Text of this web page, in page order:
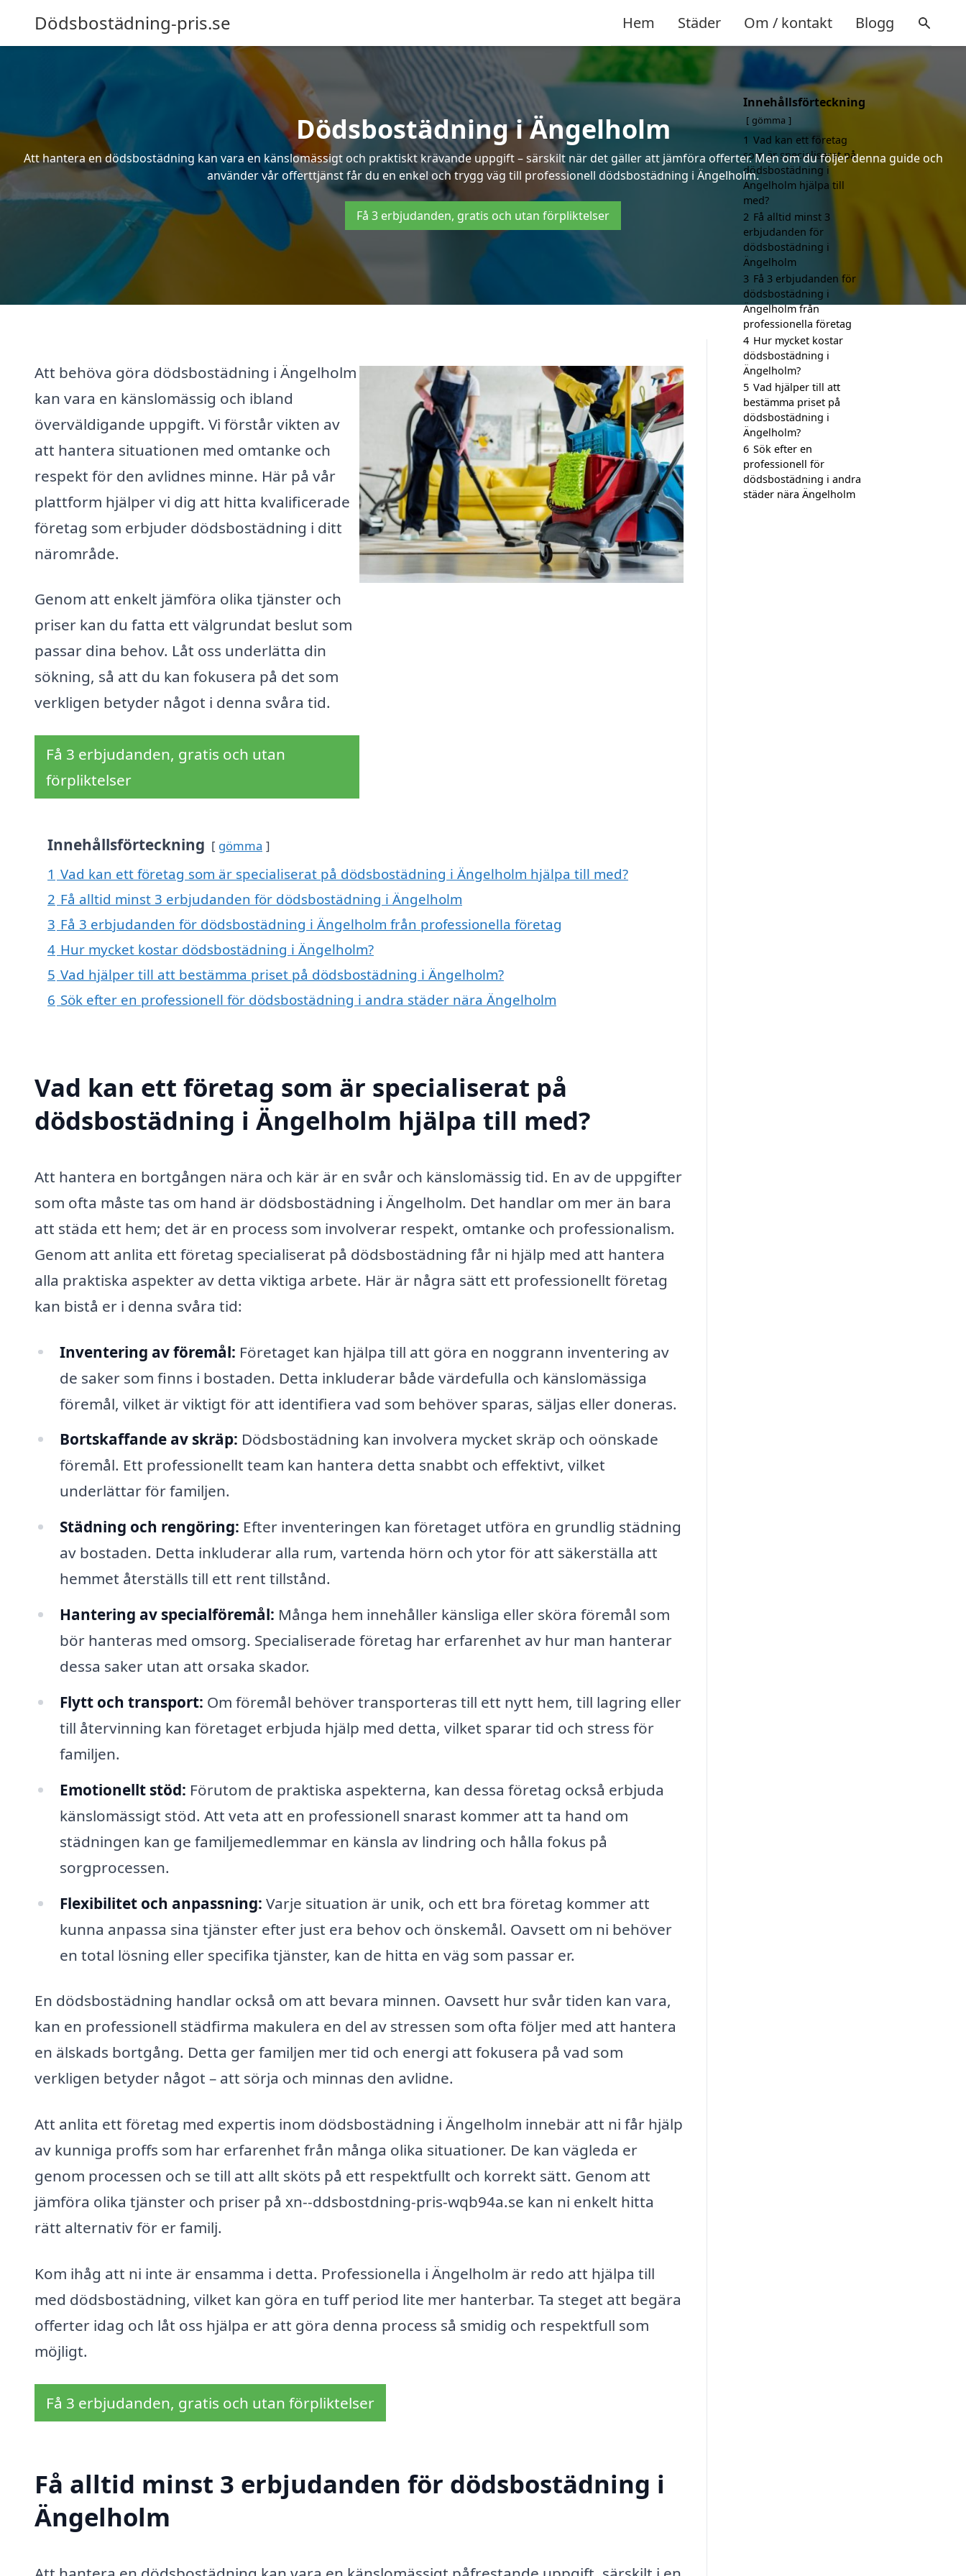
Dödsbostädning-pris.se Hem Städer Om / kontakt Blogg
Dödsbostädning i Ängelholm
Att hantera en dödsbostädning kan vara en känslomässigt och praktiskt krävande uppgift – särskilt när det gäller att jämföra offerter. Men om du följer denna guide och
använder vår offerttjänst får du en enkel och trygg väg till professionell dödsbostädning i Ängelholm.
Få 3 erbjudanden, gratis och utan förpliktelser
Att behöva göra dödsbostädning i Ängelholm
kan vara en känslomässig och ibland
överväldigande uppgift. Vi förstår vikten av
att hantera situationen med omtanke och
respekt för den avlidnes minne. Här på vår
plattform hjälper vi dig att hitta kvalificerade
företag som erbjuder dödsbostädning i ditt
närområde.
Genom att enkelt jämföra olika tjänster och
priser kan du fatta ett välgrundat beslut som
passar dina behov. Låt oss underlätta din
sökning, så att du kan fokusera på det som
verkligen betyder något i denna svåra tid.
Få 3 erbjudanden, gratis och utan
förpliktelser
Innehållsförteckning gömma
1 Vad kan ett företag som är specialiserat på dödsbostädning i Ängelholm hjälpa till med?
2 Få alltid minst 3 erbjudanden för dödsbostädning i Ängelholm
3 Få 3 erbjudanden för dödsbostädning i Ängelholm från professionella företag
4 Hur mycket kostar dödsbostädning i Ängelholm?
5 Vad hjälper till att bestämma priset på dödsbostädning i Ängelholm?
6 Sök efter en professionell för dödsbostädning i andra städer nära Ängelholm
Vad kan ett företag som är specialiserat på
dödsbostädning i Ängelholm hjälpa till med?
Att hantera en bortgången nära och kär är en svår och känslomässig tid. En av de uppgifter
som ofta måste tas om hand är dödsbostädning i Ängelholm. Det handlar om mer än bara
att städa ett hem; det är en process som involverar respekt, omtanke och professionalism.
Genom att anlita ett företag specialiserat på dödsbostädning får ni hjälp med att hantera
alla praktiska aspekter av detta viktiga arbete. Här är några sätt ett professionellt företag
kan bistå er i denna svåra tid:
Inventering av föremål: Företaget kan hjälpa till att göra en noggrann inventering av
de saker som finns i bostaden. Detta inkluderar både värdefulla och känslomässiga
föremål, vilket är viktigt för att identifiera vad som behöver sparas, säljas eller doneras.
Bortskaffande av skräp: Dödsbostädning kan involvera mycket skräp och oönskade
föremål. Ett professionellt team kan hantera detta snabbt och effektivt, vilket
underlättar för familjen.
Städning och rengöring: Efter inventeringen kan företaget utföra en grundlig städning
av bostaden. Detta inkluderar alla rum, vartenda hörn och ytor för att säkerställa att
hemmet återställs till ett rent tillstånd.
Hantering av specialföremål: Många hem innehåller känsliga eller sköra föremål som
bör hanteras med omsorg. Specialiserade företag har erfarenhet av hur man hanterar
dessa saker utan att orsaka skador.
Flytt och transport: Om föremål behöver transporteras till ett nytt hem, till lagring eller
till återvinning kan företaget erbjuda hjälp med detta, vilket sparar tid och stress för
familjen.
Emotionellt stöd: Förutom de praktiska aspekterna, kan dessa företag också erbjuda
känslomässigt stöd. Att veta att en professionell snarast kommer att ta hand om
städningen kan ge familjemedlemmar en känsla av lindring och hålla fokus på
sorgprocessen.
Flexibilitet och anpassning: Varje situation är unik, och ett bra företag kommer att
kunna anpassa sina tjänster efter just era behov och önskemål. Oavsett om ni behöver
en total lösning eller specifika tjänster, kan de hitta en väg som passar er.
En dödsbostädning handlar också om att bevara minnen. Oavsett hur svår tiden kan vara,
kan en professionell städfirma makulera en del av stressen som ofta följer med att hantera
en älskads bortgång. Detta ger familjen mer tid och energi att fokusera på vad som
verkligen betyder något – att sörja och minnas den avlidne.
Att anlita ett företag med expertis inom dödsbostädning i Ängelholm innebär att ni får hjälp
av kunniga proffs som har erfarenhet från många olika situationer. De kan vägleda er
genom processen och se till att allt sköts på ett respektfullt och korrekt sätt. Genom att
jämföra olika tjänster och priser på xn--ddsbostdning-pris-wqb94a.se kan ni enkelt hitta
rätt alternativ för er familj.
Kom ihåg att ni inte är ensamma i detta. Professionella i Ängelholm är redo att hjälpa till
med dödsbostädning, vilket kan göra en tuff period lite mer hanterbar. Ta steget att begära
offerter idag och låt oss hjälpa er att göra denna process så smidig och respektfull som
möjligt.
Få 3 erbjudanden, gratis och utan förpliktelser
Få alltid minst 3 erbjudanden för dödsbostädning i
Ängelholm
Innehållsförteckning
gömma
1 Vad kan ett företag
som är specialiserat på
dödsbostädning i
Ängelholm hjälpa till
med?
2 Få alltid minst 3
erbjudanden för
dödsbostädning i
Ängelholm
3 Få 3 erbjudanden för
dödsbostädning i
Ängelholm från
professionella företag
4 Hur mycket kostar
dödsbostädning i
Ängelholm?
5 Vad hjälper till att
bestämma priset på
dödsbostädning i
Ängelholm?
6 Sök efter en
professionell för
dödsbostädning i andra
städer nära Ängelholm